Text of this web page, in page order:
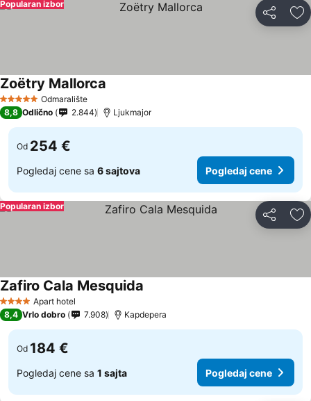
Deli
Popularan izbor
5 ZvezdiceOdmaralište
Zoëtry Mallorca
8,8 Odlično 2.844 Ljukmajor
Od 254 €
Pogledaj cene sa 6 sajtova Pogledaj cene
Deli
Popularan izbor
4 ZvezdiceApart hotel
Zafiro Cala Mesquida
8,4 Vrlo dobro 7.908 Kapdepera
Od 184 €
Pogledaj cene sa 1 sajta Pogledaj cene